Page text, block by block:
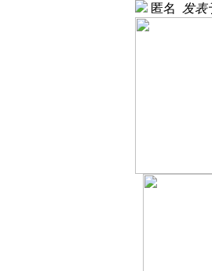
匿名 发表